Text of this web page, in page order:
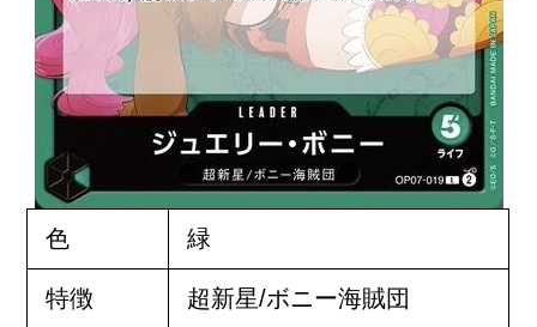
色 緑
特徴 超新星/ボニー海賊団